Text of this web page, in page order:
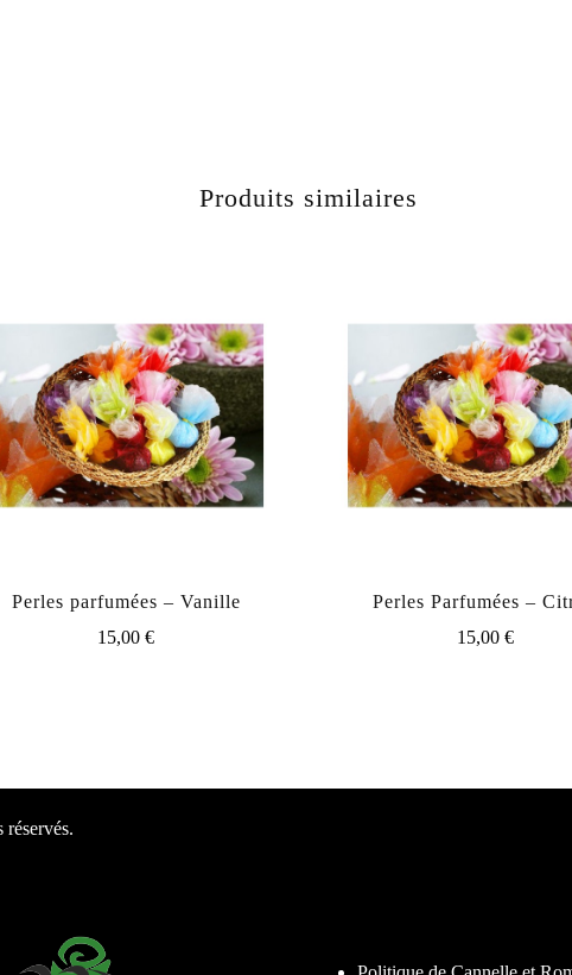
Produits similaires
Perles parfumées – Vanille
15,00€
Perles Parfumées –
15,00 €
réservés.